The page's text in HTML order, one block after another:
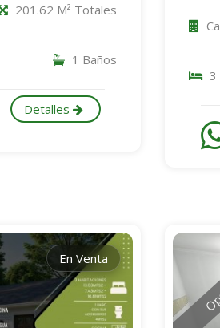
201.62 M² Totales
1 Baños
Detalles
3
En Venta